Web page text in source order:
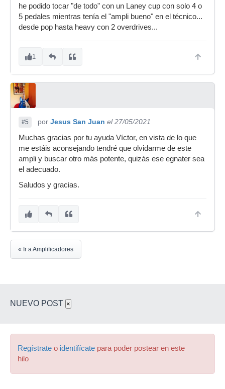
he podido tocar "de todo" con un Laney cup con solo 4 o
5 pedales mientras tenía el "ampli bueno" en el técnico...
desde pop hasta heavy con 2 overdrives...
1
#5 por Jesus San Juan el 27/05/2021
Muchas gracias por tu ayuda Víctor, en vista de lo que
me estáis aconsejando tendré que olvidarme de este
ampli y buscar otro más potente, quizás ese egnater sea
el adecuado.
Saludos y gracias.
« Ir a Amplificadores
NUEVO POST ×
Regístrate o identifícate para poder postear en este
hilo